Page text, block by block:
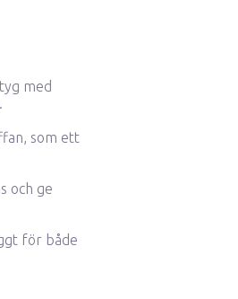
med
som ett
och ge
för både